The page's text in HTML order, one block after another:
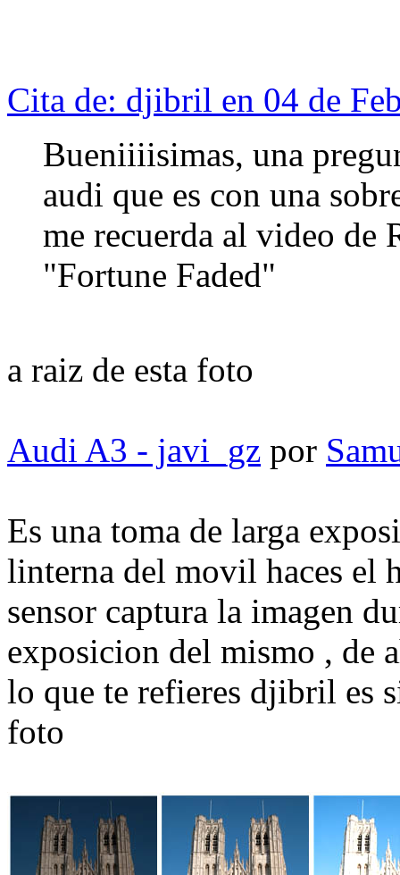
Cita de: djibril en 04 de
Bueniiiisimas, una
audi que es con una
me recuerda al video de
"Fortune Faded"
a raiz de esta foto
Audi A3 - javi_gz por
Es una toma de larga
linterna del movil haces el
sensor captura la imagen
exposicion del mismo , de
lo que te refieres djibril es
foto